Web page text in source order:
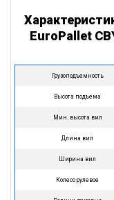
EuroPallet
Грузоподъемность
Высота подъема
Мин. высота вил
Длина вил
Ширина вил
Колесо рулевое